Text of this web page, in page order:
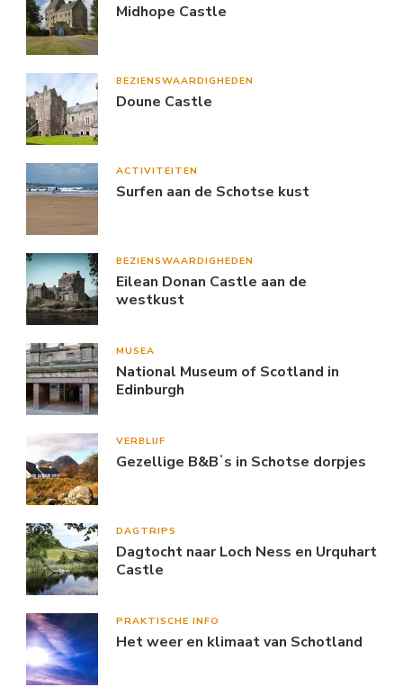
Midhope Castle
BEZIENSWAARDIGHEDEN
Doune Castle
ACTIVITEITEN
Surfen aan de Schotse kust
BEZIENSWAARDIGHEDEN
Eilean Donan Castle aan de
westkust
MUSEA
National Museum of Scotland in
Edinburgh
VERBLIJF
Gezellige B&Bʼs in Schotse dorpjes
DAGTRIPS
Dagtocht naar Loch Ness en Urquhart
Castle
PRAKTISCHE INFO
Het weer en klimaat van Schotland